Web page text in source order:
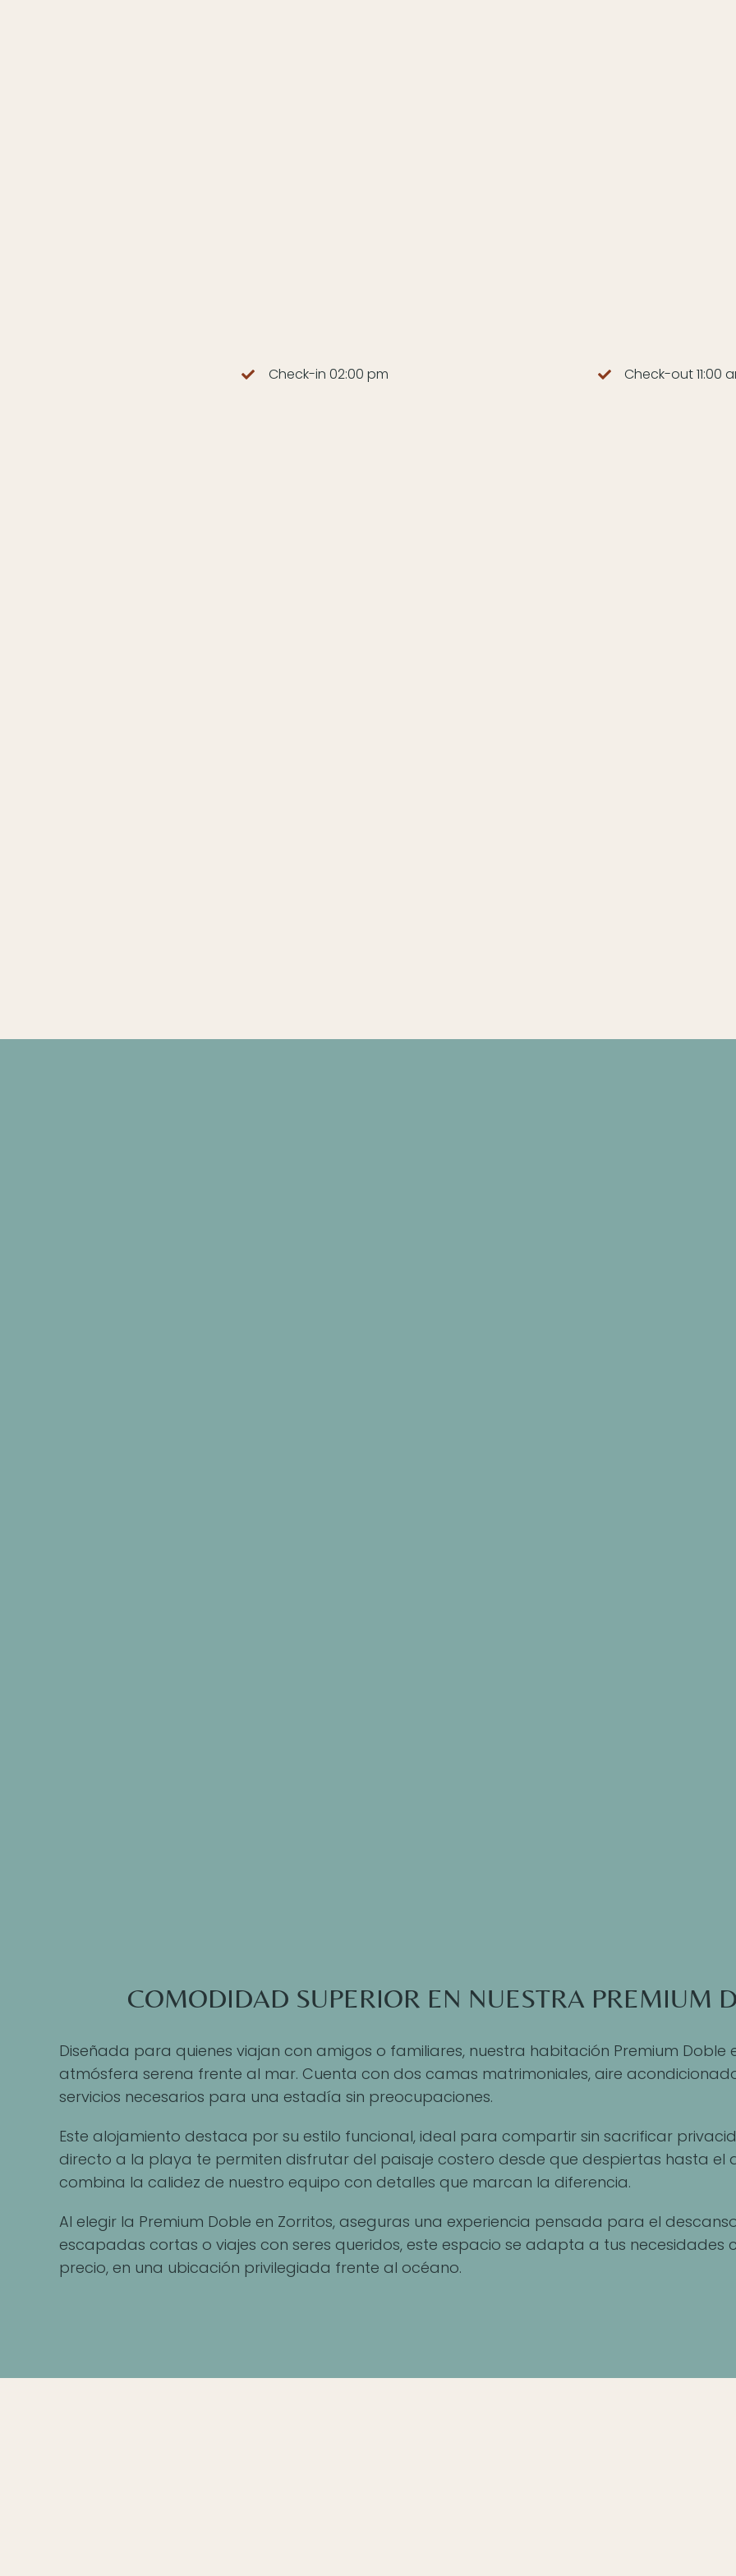
Check-in 02:00 pm Check-out 11:00
COMODIDAD SUPERIOR EN NUESTRA PREMIUM
Diseñada para quienes viajan con amigos o familiares, nuestra habitación Premium
atmósfera serena frente al mar. Cuenta con dos camas matrimoniales, aire
servicios necesarios para una estadía sin preocupaciones.
Este alojamiento destaca por su estilo funcional, ideal para compartir sin sacrificar
directo a la playa te permiten disfrutar del paisaje costero desde que despiertas hasta el
combina la calidez de nuestro equipo con detalles que marcan la diferencia.
Al elegir la Premium Doble en Zorritos, aseguras una experiencia pensada para el
escapadas cortas o viajes con seres queridos, este espacio se adapta a tus
precio, en una ubicación privilegiada frente al océano.